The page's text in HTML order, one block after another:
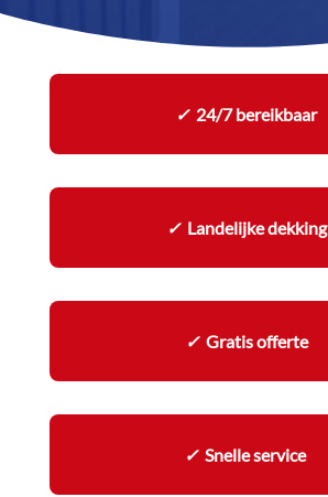
✓24/7 bereikbaar
✓ Landelijke dekking
✓Gratis offerte
✓Snelle service